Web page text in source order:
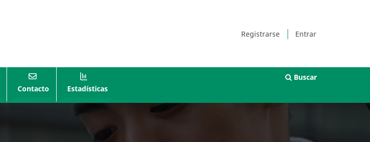
Registrarse Entrar
Contacto Estadísticas
Buscar